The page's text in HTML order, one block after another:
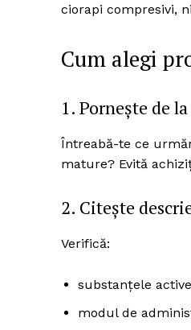
ciorapi compresivi,
Cum alegi
1. Pornește de
Întreabă-te ce
mature? Evită
2. Citește
Verifică:
substanțele
modul de